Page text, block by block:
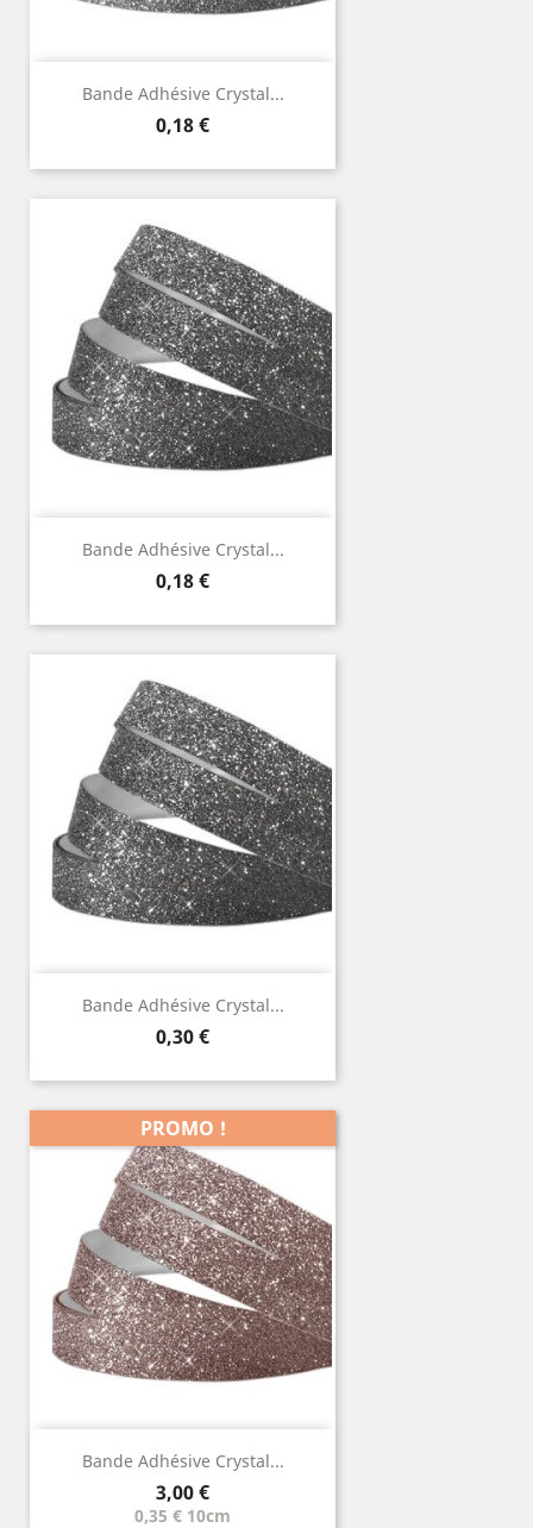
Bande Adhésive Crystal...
Prix
0,18 €
Bande Adhésive Crystal...
Prix
0,18 €
Bande Adhésive Crystal...
Prix
0,30 €
Bande Adhésive Crystal...
Prix
3,00 €
0,35 € 10cm
PROMO !